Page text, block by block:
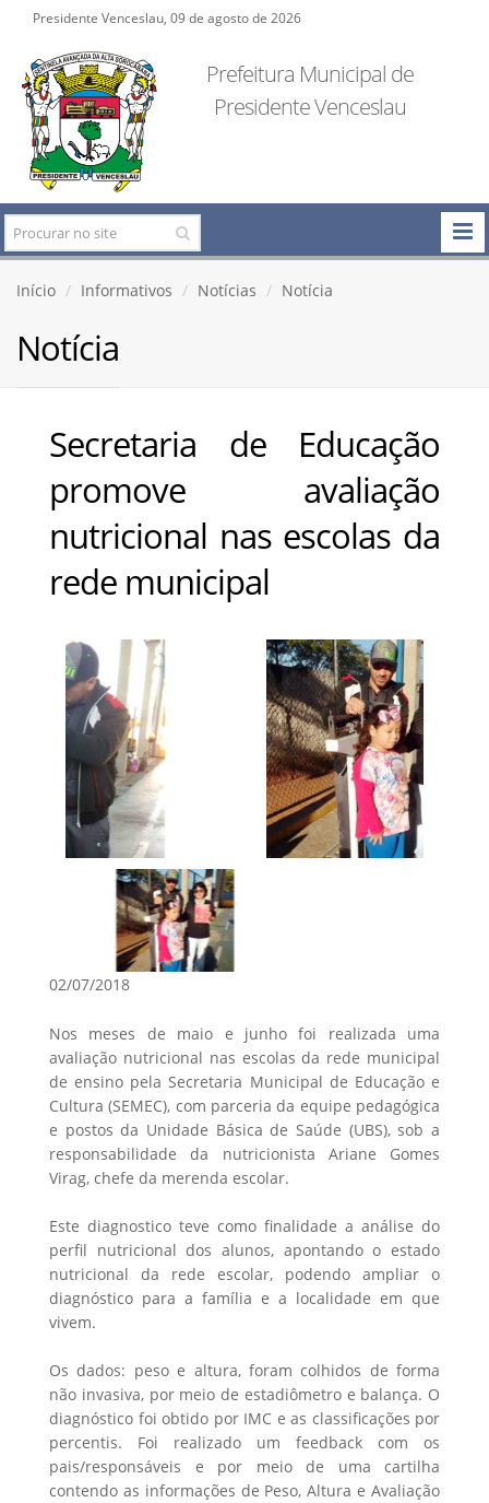
Presidente Venceslau, 09 de agosto de 2026
Prefeitura Municipal de
Presidente Venceslau
Início Informativos Notícias Notícia
Notícia
Secretaria de Educação
promove avaliação
nutricional nas escolas da
rede municipal
02/07/2018
Nos meses de maio e junho foi realizada uma
avaliação nutricional nas escolas da rede municipal
de ensino pela Secretaria Municipal de Educação e
Cultura (SEMEC), com parceria da equipe pedagógica
e postos da Unidade Básica de Saúde (UBS), sob a
responsabilidade da nutricionista Ariane Gomes
Virag, chefe da merenda escolar.
Este diagnostico teve como finalidade a análise do
perfil nutricional dos alunos, apontando o estado
nutricional da rede escolar, podendo ampliar o
diagnóstico para a família e a localidade em que
vivem.
Os dados: peso e altura, foram colhidos de forma
não invasiva, por meio de estadiômetro e balança. O
diagnóstico foi obtido por IMC e as classificações por
percentis. Foi realizado um feedback com os
pais/responsáveis e por meio de uma cartilha
contendo as informações de Peso, Altura e Avaliação